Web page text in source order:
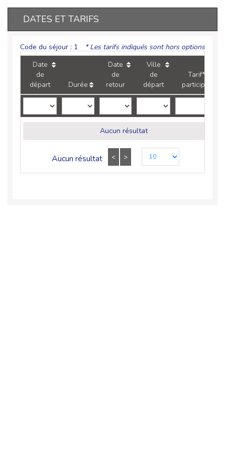
DATES ET TARIFS
Code du séjour : 1
* Les tarifs indiqués sont hors options
Date
de
départ
Durée
Date
de
retour
Ville
de
départ
Tarif* /
participant
Aucun résultat
Aucun résultat < >